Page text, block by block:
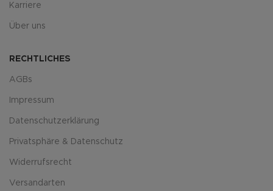
Karriere
Über uns
RECHTLICHES
AGBs
Impressum
Datenschutzerklärung
Privatsphäre & Datenschutz
Widerrufsrecht
Versandarten